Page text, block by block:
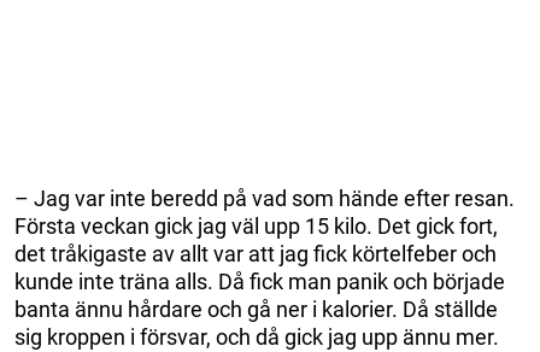
– Jag var inte beredd på vad som hände efter resan.
Första veckan gick jag väl upp 15 kilo. Det gick fort,
det tråkigaste av allt var att jag fick körtelfeber och
kunde inte träna alls. Då fick man panik och började
banta ännu hårdare och gå ner i kalorier. Då ställde
sig kroppen i försvar, och då gick jag upp ännu mer.